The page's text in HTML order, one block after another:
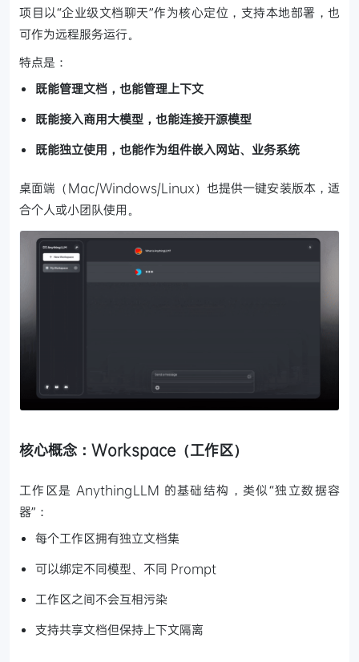
项目以“企业级文档聊天”作为核心定位，支持本地部署，也
可作为远程服务运行。
特点是：
既能管理文档，也能管理上下文
既能接入商用大模型，也能连接开源模型
既能独立使用，也能作为组件嵌入网站、业务系统
桌面端（Mac/Windows/Linux）也提供一键安装版本，适
合个人或小团队使用。
核心概念：Workspace（工作区）
工作区是 AnythingLLM 的基础结构，类似“独立数据容
器”：
每个工作区拥有独立文档集
可以绑定不同模型、不同 Prompt
工作区之间不会互相污染
支持共享文档但保持上下文隔离